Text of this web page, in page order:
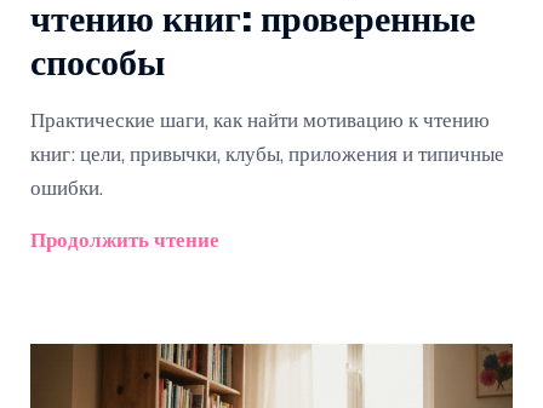
чтению книг: проверенные
способы
Практические шаги, как найти мотивацию к чтению
книг: цели, привычки, клубы, приложения и типичные
ошибки.
Продолжить чтение